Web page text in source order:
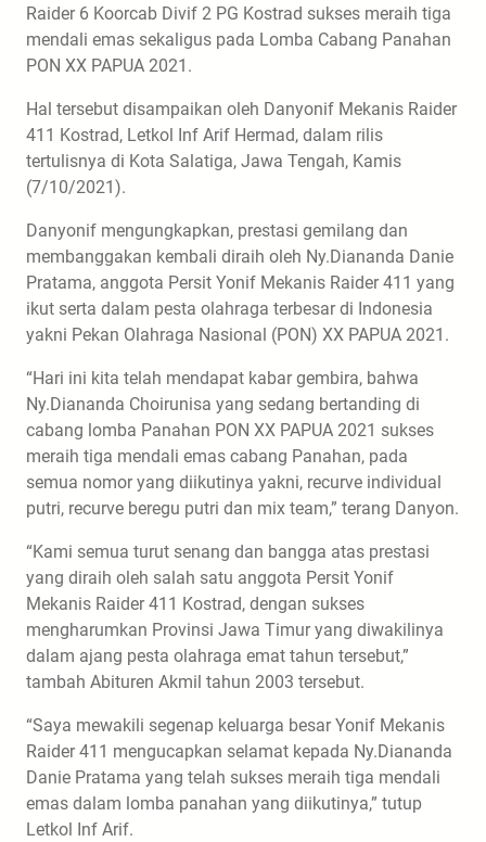
Raider 6 Koorcab Divif 2 PG Kostrad sukses meraih tiga
mendali emas sekaligus pada Lomba Cabang Panahan
PON XX PAPUA 2021.
Hal tersebut disampaikan oleh Danyonif Mekanis Raider
411 Kostrad, Letkol Inf Arif Hermad, dalam rilis
tertulisnya di Kota Salatiga, Jawa Tengah, Kamis
(7/10/2021).
Danyonif mengungkapkan, prestasi gemilang dan
membanggakan kembali diraih oleh Ny.Diananda Danie
Pratama, anggota Persit Yonif Mekanis Raider 411 yang
ikut serta dalam pesta olahraga terbesar di Indonesia
yakni Pekan Olahraga Nasional (PON) XX PAPUA 2021.
“Hari ini kita telah mendapat kabar gembira, bahwa
Ny.Diananda Choirunisa yang sedang bertanding di
cabang lomba Panahan PON XX PAPUA 2021 sukses
meraih tiga mendali emas cabang Panahan, pada
semua nomor yang diikutinya yakni, recurve individual
putri, recurve beregu putri dan mix team,” terang Danyon.
“Kami semua turut senang dan bangga atas prestasi
yang diraih oleh salah satu anggota Persit Yonif
Mekanis Raider 411 Kostrad, dengan sukses
mengharumkan Provinsi Jawa Timur yang diwakilinya
dalam ajang pesta olahraga emat tahun tersebut,”
tambah Abituren Akmil tahun 2003 tersebut.
“Saya mewakili segenap keluarga besar Yonif Mekanis
Raider 411 mengucapkan selamat kepada Ny.Diananda
Danie Pratama yang telah sukses meraih tiga mendali
emas dalam lomba panahan yang diikutinya,” tutup
Letkol Inf Arif.